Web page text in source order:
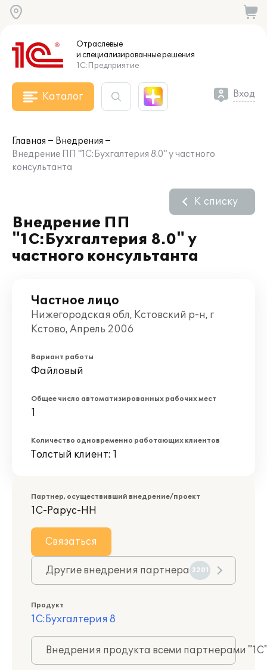
Отраслевые
и специализированныерешения
1С:Предприятие
Каталог Вход
Главная
Внедрения
Внедрение ПП "1С:Бухгалтерия 8.0" у частного
консультанта
Внедрение ПП
"1С:Бухгалтерия 8.0" у
частного консультанта
К списку
Частное лицо
Нижегородская обл, Кстовский р-н, г
Кстово, Апрель 2006
Вариант работы
Файловый
Общее число автоматизированных рабочих мест
1
Количество одновременно работающих клиентов
Толстый клиент: 1
Партнер, осуществивший внедрение/проект
1С-Рарус-НН
Связаться
Другие внедрения партнера 3201
Продукт
1С:Бухгалтерия 8
Внедрения продукта всеми партнерами